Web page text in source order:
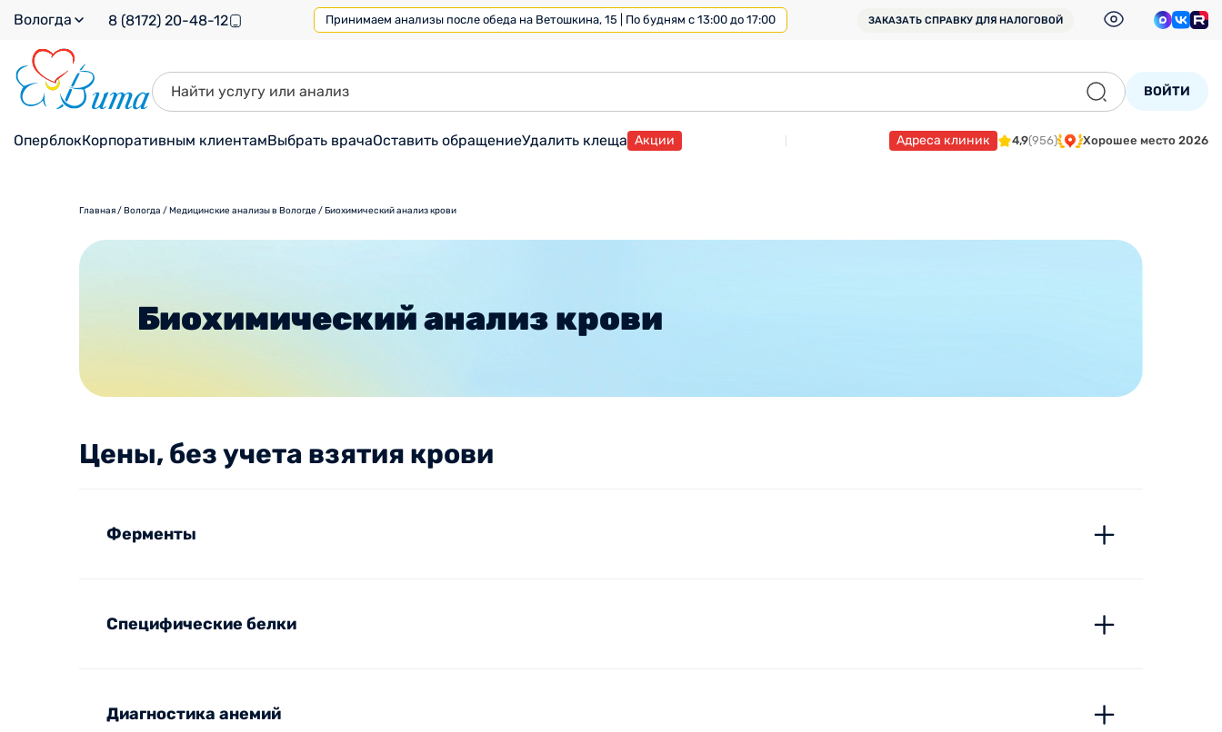
Вологда 8 (8172) 20-48-12 Принимаем анализы после обеда на Ветошкина, 15 | По будням с 13:00 до 17:00 ЗАКАЗАТЬ СПРАВКУ ДЛЯ НАЛОГОВОЙ
ВОЙТИ
ОперблокКорпоративным клиентамВыбрать врачаОставить обращениеУдалить клеща Акции Адреса клиник 4,9(956) Хорошее место 2026
Главная/Вологда /Медицинские анализы в Вологде /Биохимический анализ крови
Биохимический анализ крови
Цены, без учета взятия крови
Ферменты
Специфические белки
Диагностика анемий